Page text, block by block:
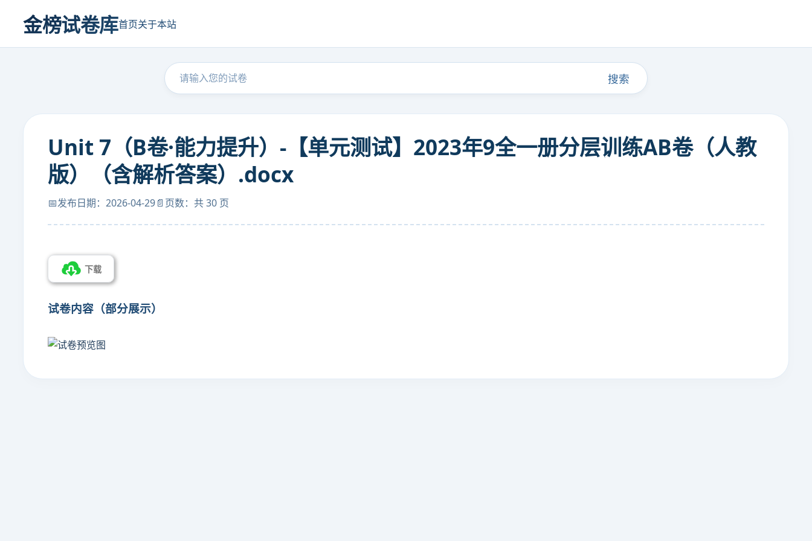
金榜试卷库首页关于本站
搜索
Unit 7（B卷·能力提升）-【单元测试】2023年9全一册分层训练AB卷（人教
版）（含解析答案）.docx
📅发布日期：2026-04-29📄页数：共 30 页
下载
试卷内容（部分展示）